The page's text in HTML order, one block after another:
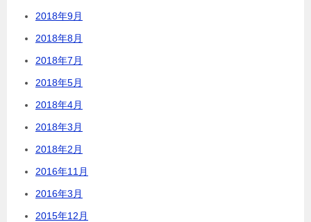
2018年9月
2018年8月
2018年7月
2018年5月
2018年4月
2018年3月
2018年2月
2016年11月
2016年3月
2015年12月